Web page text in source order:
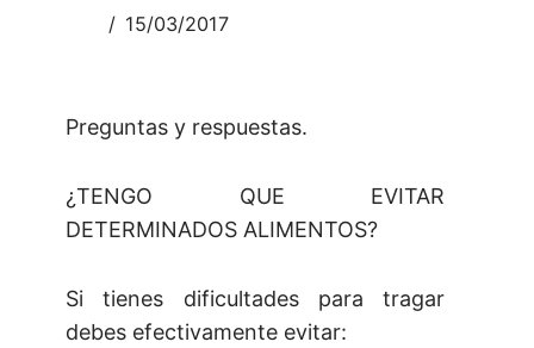
15/03/2017
Preguntas y respuestas.
¿TENGO QUE EVITAR
DETERMINADOS ALIMENTOS?
Si tienes dificultades para tragar
debes efectivamente evitar: